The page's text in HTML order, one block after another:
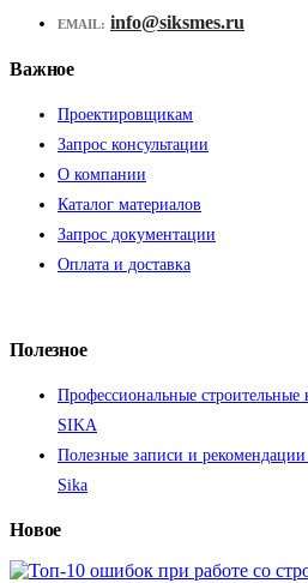
EMAIL: info@siksmes.ru
Важное
Проектировщикам
Запрос консультации
О компании
Каталог материалов
Запрос документации
Оплата и доставка
Полезное
Профессиональные строительные
SIKA
Полезные записи и
Sika
Новое